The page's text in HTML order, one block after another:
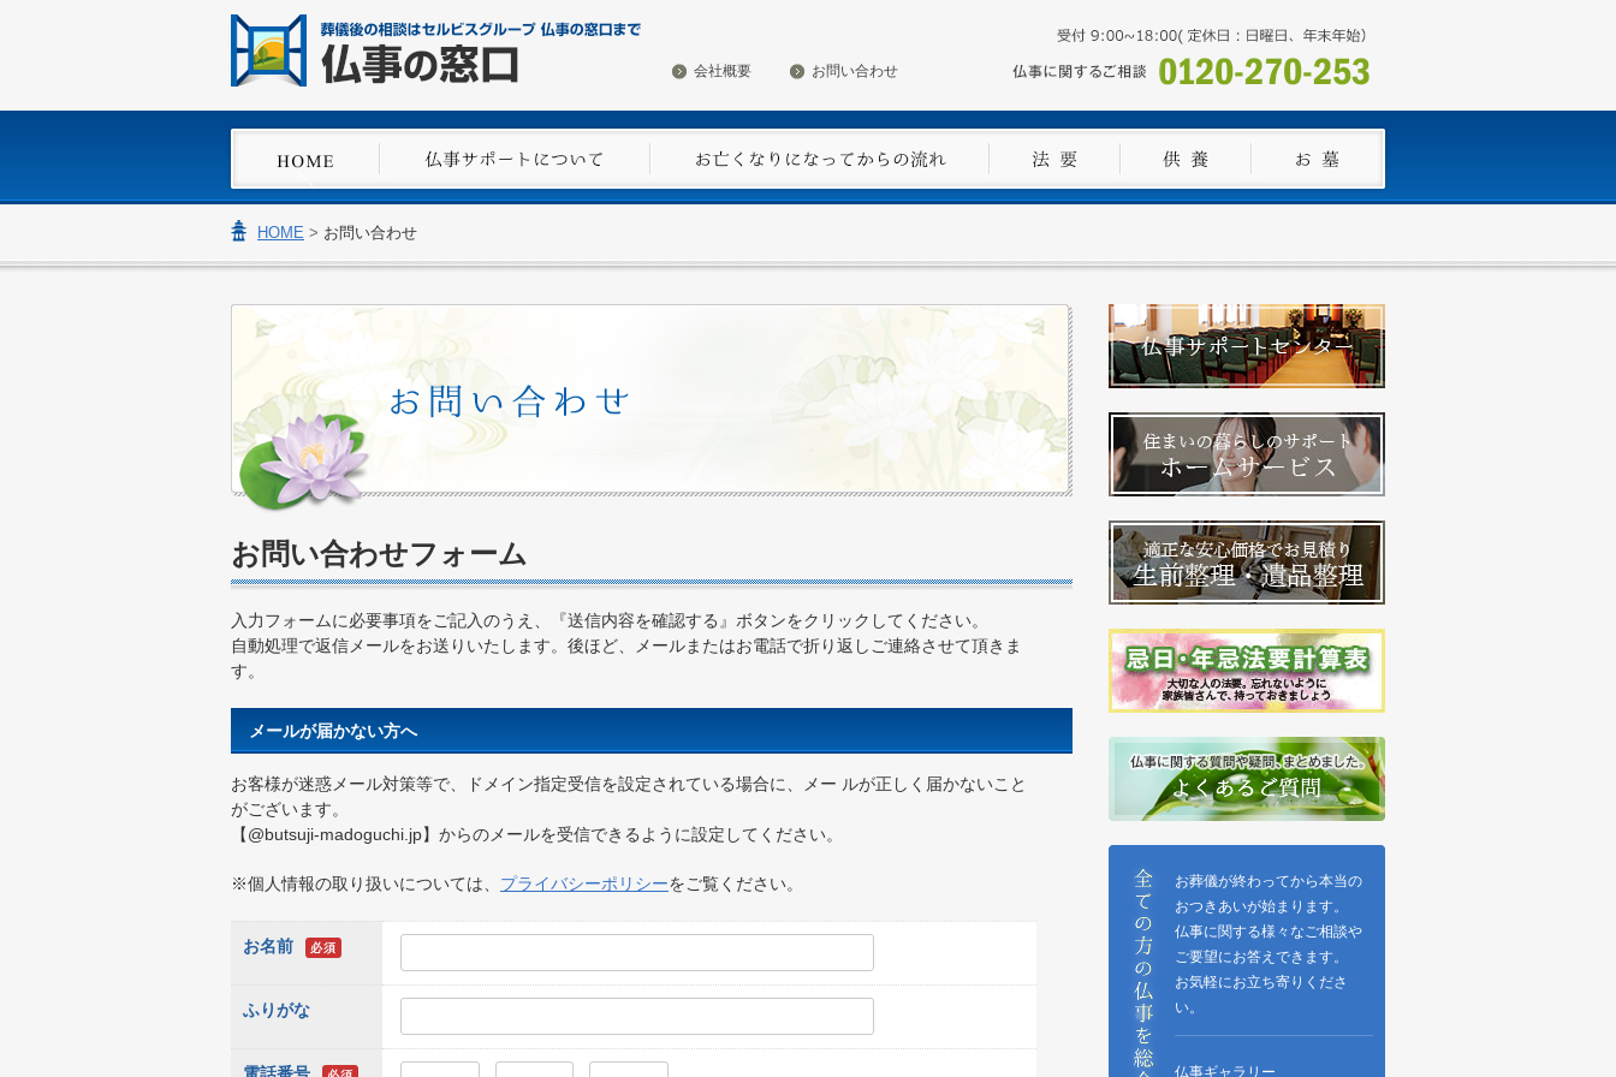
会社概要 お問い合わせ
HOME > お問い合わせ
お問い合わせフォーム
入力フォームに必要事項をご記入のうえ、『送信内容を確認する』ボタンをクリックしてください。
自動処理で返信メールをお送りいたします。後ほど、メールまたはお電話で折り返しご連絡させて頂きま
す。
メールが届かない方へ
お客様が迷惑メール対策等で、ドメイン指定受信を設定されている場合に、メー ルが正しく届かないこと
がございます。
【@butsuji-madoguchi.jp】からのメールを受信できるように設定してください。
※個人情報の取り扱いについては、 プライバシーポリシーをご覧ください。
お名前 必須
ふりがな
電話番号
お葬儀が終わってから本当の
おつきあいが始まります。
仏事に関する様々なご相談や
ご要望にお答えできます。
お気軽にお立ち寄りくださ
い。
仏事ギャラリー